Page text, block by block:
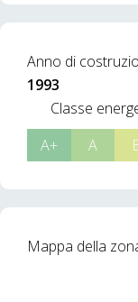
Anno di
1993
Classe
A+
A
Mappa della